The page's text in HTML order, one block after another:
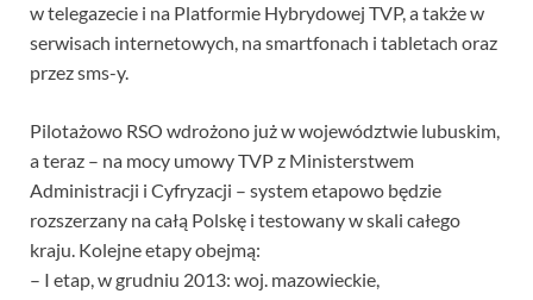
w telegazecie i na Platformie Hybrydowej TVP, a także w
serwisach internetowych, na smartfonach i tabletach oraz
przez sms-y.
Pilotażowo RSO wdrożono już w województwie lubuskim,
a teraz – na mocy umowy TVP z Ministerstwem
Administracji i Cyfryzacji – system etapowo będzie
rozszerzany na całą Polskę i testowany w skali całego
kraju. Kolejne etapy obejmą:
– I etap, w grudniu 2013: woj. mazowieckie,